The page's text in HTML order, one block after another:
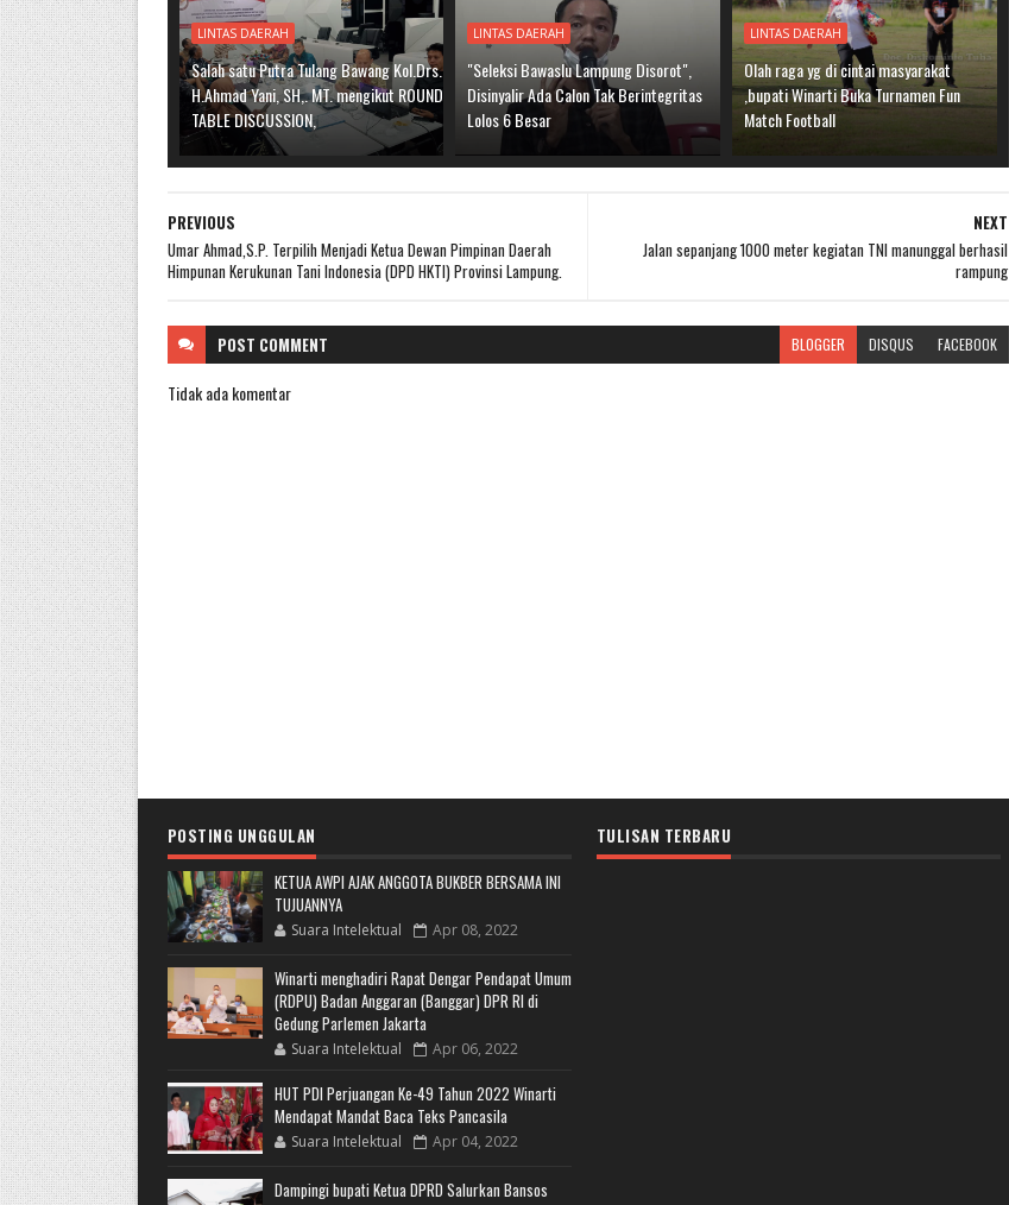
LINTAS DAERAH
Salah satu Putra Tulang Bawang Kol.Drs.
H.Ahmad Yani, SH,. MT. mengikut ROUND
TABLE DISCUSSION,
LINTAS DAERAH
"Seleksi Bawaslu Lampung Disorot",
Disinyalir Ada Calon Tak Berintegritas
Lolos 6 Besar
LINTAS DAERAH
Olah raga yg di cintai masyarakat
,bupati Winarti Buka Turnamen Fun
Match Football
NEXT
Jalan sepanjang 1000 meter kegiatan TNI manunggal berhasil
rampung
PREVIOUS
Umar Ahmad,S.P. Terpilih Menjadi Ketua Dewan Pimpinan Daerah
Himpunan Kerukunan Tani Indonesia (DPD HKTI) Provinsi Lampung.
POST COMMENT BLOGGER DISQUS FACEBOOK
Tidak ada komentar
POSTING UNGGULAN
KETUA AWPI AJAK ANGGOTA BUKBER BERSAMA INI
TUJUANNYA
Suara Intelektual Apr 08, 2022
Winarti menghadiri Rapat Dengar Pendapat Umum
(RDPU) Badan Anggaran (Banggar) DPR RI di
Gedung Parlemen Jakarta
Suara Intelektual Apr 06, 2022
HUT PDI Perjuangan Ke-49 Tahun 2022 Winarti
Mendapat Mandat Baca Teks Pancasila
Suara Intelektual Apr 04, 2022
Dampingi bupati Ketua DPRD Salurkan Bansos
TULISAN TERBARU